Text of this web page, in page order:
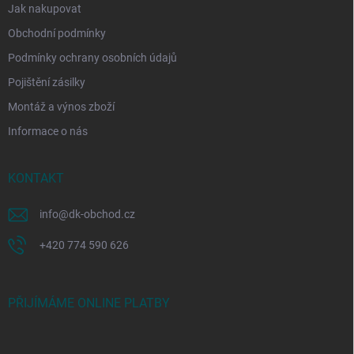
Jak nakupovat
Obchodní podmínky
Podmínky ochrany osobních údajů
Pojištění zásilky
Montáž a výnos zboží
Informace o nás
KONTAKT
info@dk-obchod.cz
+420 774 590 626
PŘIJÍMÁME ONLINE PLATBY